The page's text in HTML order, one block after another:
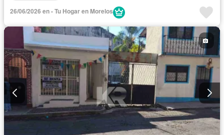
26/06/2026 en - Tu Hogar en Morelos